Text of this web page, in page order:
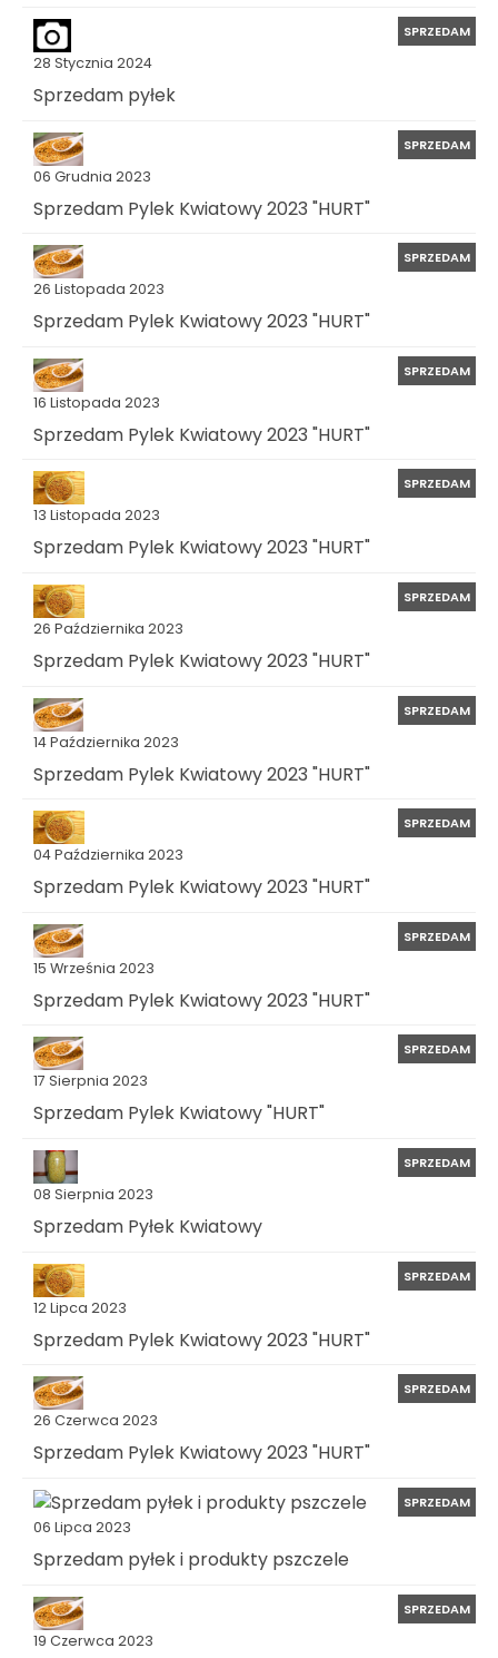
28 Stycznia 2024
SPRZEDAM
Sprzedam pyłek
06 Grudnia 2023
SPRZEDAM
Sprzedam Pylek Kwiatowy 2023 "HURT"
26 Listopada 2023
SPRZEDAM
Sprzedam Pylek Kwiatowy 2023 "HURT"
16 Listopada 2023
SPRZEDAM
Sprzedam Pylek Kwiatowy 2023 "HURT"
13 Listopada 2023
SPRZEDAM
Sprzedam Pylek Kwiatowy 2023 "HURT"
26 Października 2023
SPRZEDAM
Sprzedam Pylek Kwiatowy 2023 "HURT"
14 Października 2023
SPRZEDAM
Sprzedam Pylek Kwiatowy 2023 "HURT"
04 Października 2023
SPRZEDAM
Sprzedam Pylek Kwiatowy 2023 "HURT"
15 Września 2023
SPRZEDAM
Sprzedam Pylek Kwiatowy 2023 "HURT"
17 Sierpnia 2023
SPRZEDAM
Sprzedam Pylek Kwiatowy "HURT"
08 Sierpnia 2023
SPRZEDAM
Sprzedam Pyłek Kwiatowy
12 Lipca 2023
SPRZEDAM
Sprzedam Pylek Kwiatowy 2023 "HURT"
26 Czerwca 2023
SPRZEDAM
Sprzedam Pylek Kwiatowy 2023 "HURT"
06 Lipca 2023
SPRZEDAM
Sprzedam pyłek i produkty pszczele
19 Czerwca 2023
SPRZEDAM